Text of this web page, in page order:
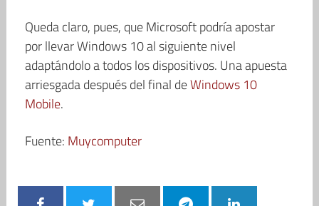
Queda claro, pues, que Microsoft podría apostar
por llevar Windows 10 al siguiente nivel
adaptándolo a todos los dispositivos. Una apuesta
arriesgada después del final deWindows 10
Mobile.
Fuente: Muycomputer